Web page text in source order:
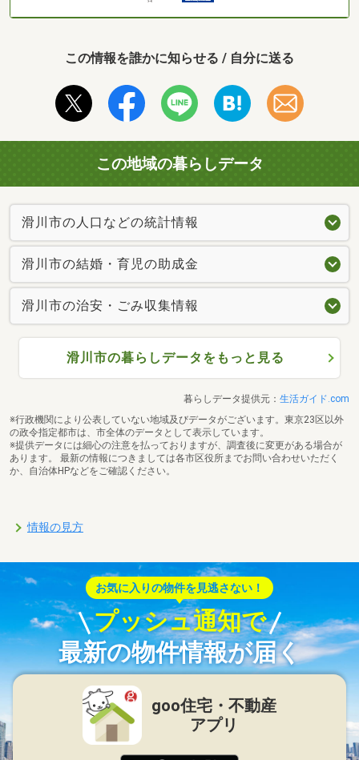
この情報を誰かに知らせる / 自分に送る
この地域の暮らしデータ
滑川市の人口などの統計情報
滑川市の結婚・育児の助成金
滑川市の治安・ごみ収集情報
滑川市の暮らしデータをもっと見る
暮らしデータ提供元： 生活ガイド.com
※行政機関により公表していない地域及びデータがございます。東京23区以外
の政令指定都市は、市全体のデータとして表示しています。
※提供データには細心の注意を払っておりますが、調査後に変更がある場合が
あります。 最新の情報につきましては各市区役所までお問い合わせいただく
か、自治体HPなどをご確認ください。
情報の見方
お気に入りの物件を見逃さない！
プッシュ通知で
最新の物件情報が届く
goo住宅・不動産
アプリ